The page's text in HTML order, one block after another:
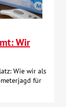
Wir
Wie wir als
für